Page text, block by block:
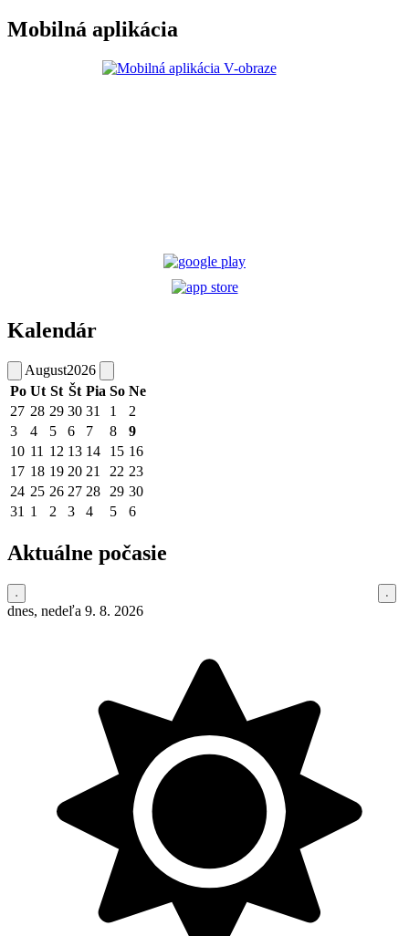
Mobilná aplikácia
Kalendár
August2026
Po Ut St Št Pia So Ne
27 28 29 30 31 1
2
3
4 5 6 7 8
9
10 11 12 13 14 15 16
17 18 19 20 21 22 23
24 25 26 27 28 29 30
31 1 2 3 4 5 6
Aktuálne počasie
dnes, nedeľa 9. 8. 2026